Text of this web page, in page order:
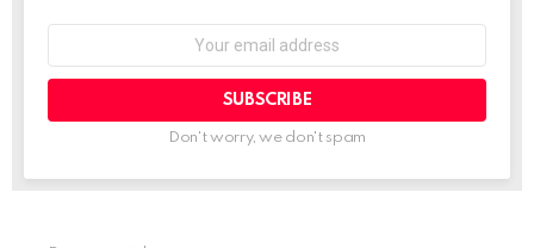
Don't worry, we don't spam